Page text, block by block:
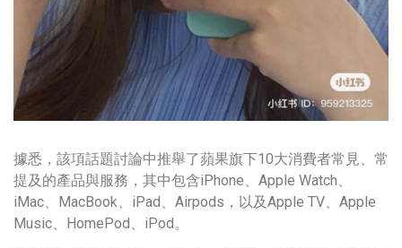
據悉，該項話題討論中推舉了蘋果旗下10大消費者常見、常
提及的產品與服務，其中包含iPhone、Apple Watch、
iMac、MacBook、iPad、Airpods，以及Apple TV、Apple
Music、HomePod、iPod。